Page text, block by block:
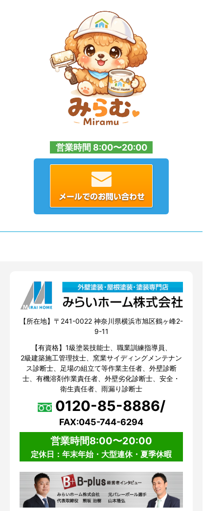
営業時間 8:00〜20:00
【所在地】〒241-0022 神奈川県横浜市旭区鶴ヶ峰2-
9-11
【有資格】1級塗装技能士、職業訓練指導員、
2級建築施工管理技士、窯業サイディングメンテナン
ス診断士、足場の組立て等作業主任者、外壁診断
士、有機溶剤作業責任者、外壁劣化診断士、安全・
衛生責任者、雨漏り診断士
0120-85-8886/
FAX:045-744-6294
営業時間8:00〜20:00
定休日：年末年始・大型連休・夏季休暇